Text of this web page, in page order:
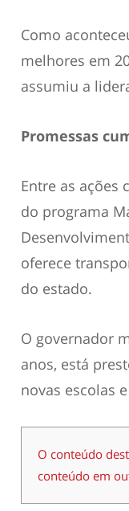
Como
melhores em
assumiu a
Promessas
Entre as ações
do programa
oferece
do estado.
O governador
anos, está
novas escolas
O conteúdo
conteúdo em